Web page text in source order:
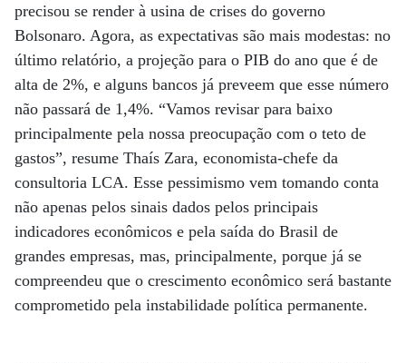
precisou se render à usina de crises do governo
Bolsonaro. Agora, as expectativas são mais modestas: no
último relatório, a projeção para o PIB do ano que é de
alta de 2%, e alguns bancos já preveem que esse número
não passará de 1,4%. “Vamos revisar para baixo
principalmente pela nossa preocupação com o teto de
gastos”, resume Thaís Zara, economista-chefe da
consultoria LCA. Esse pessimismo vem tomando conta
não apenas pelos sinais dados pelos principais
indicadores econômicos e pela saída do Brasil de
grandes empresas, mas, principalmente, porque já se
compreendeu que o crescimento econômico será bastante
comprometido pela instabilidade política permanente.